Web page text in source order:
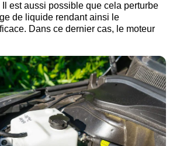
est aussi possible que cela perturbe
de liquide rendant ainsi le
Dans ce dernier cas, le moteur